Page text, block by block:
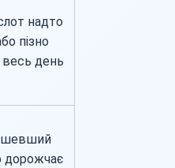
надто
пізно
весь день
дорожчає